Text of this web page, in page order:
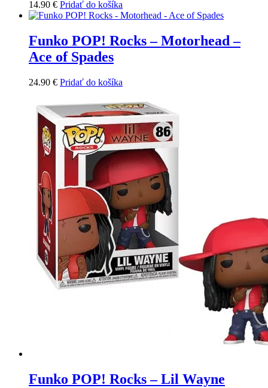
14.90 € Pridať do košíka
Funko POP! Rocks – Motorhead –
Ace of Spades
24.90 € Pridať do košíka
Funko POP! Rocks – Lil Wayne